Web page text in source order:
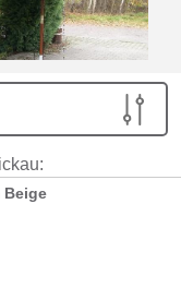
Beige